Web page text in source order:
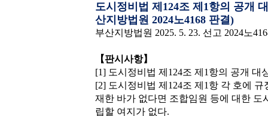
도시정비법 제124조 제1항의 공개
산지방법원 2024노4168 판결)
부산지방법원 2025. 5. 23. 선고 2024노
【판시사항】
[1] 도시정비법 제124조 제1항의 공개 대
[2] 도시정비법 제124조 제1항 각 호에
재한 바가 없다면 조합임원 등에 대한 도
립할 여지가 없다.